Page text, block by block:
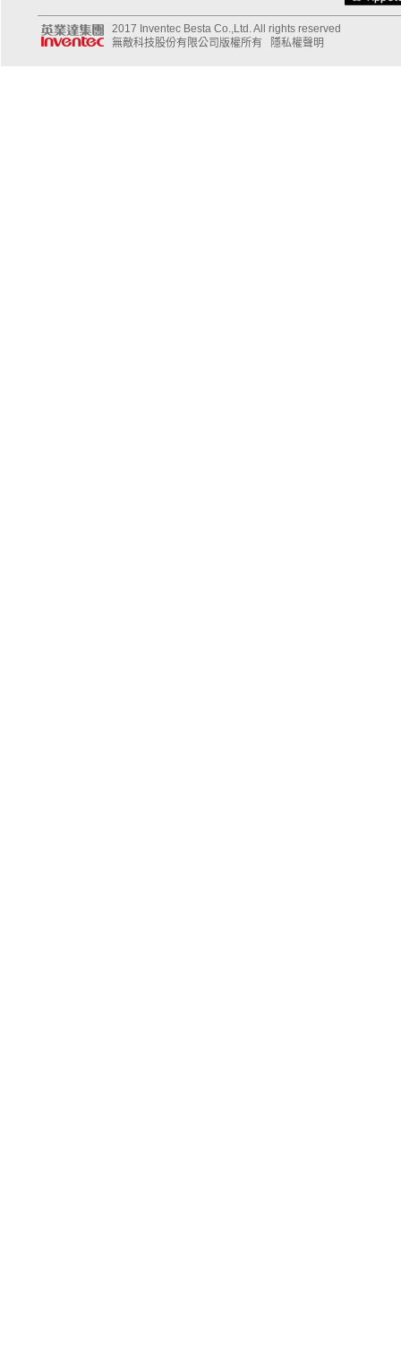
2017 Inventec Besta Co.,Ltd. All rights reserved
無敵科技股份有限公司版權所有
隱私權聲明